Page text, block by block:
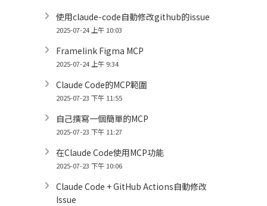
使用claude-code自動修改github的issue
2025-07-24 上午 10:03
Framelink Figma MCP
2025-07-24 上午 9:34
Claude Code的MCP範圍
2025-07-23 下午 11:55
自己撰寫一個簡單的MCP
2025-07-23 下午 11:27
在Claude Code使用MCP功能
2025-07-23 下午 10:06
Claude Code + GitHub Actions自動修改
Issue